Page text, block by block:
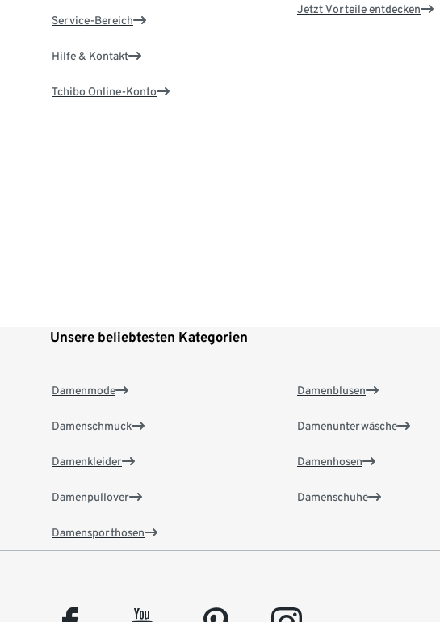
Service-Bereich
Hilfe & Kontakt
Tchibo Online-Konto
Jetzt Vorteile entdecken
Unsere beliebtesten Kategorien
Damenmode
Damenschmuck
Damenkleider
Damenpullover
Damensporthosen
Damenblusen
Damenunterwäsche
Damenhosen
Damenschuhe